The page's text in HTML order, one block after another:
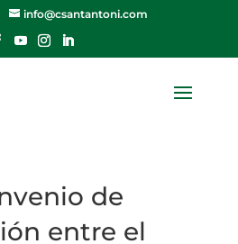
info@csantantoni.com
de
entre el